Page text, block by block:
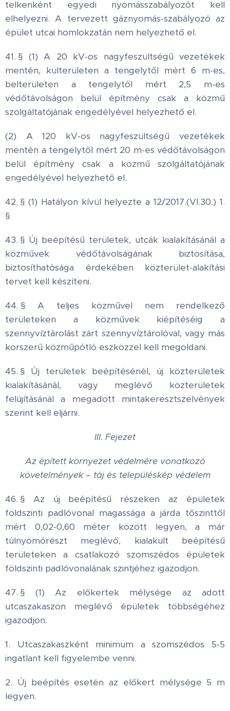
telkenként egyedi nyomásszabályozót kell
elhelyezni. A tervezett gáznyomás-szabályozó az
épület utcai homlokzatán nem helyezhető el.
41. § (1) A 20 kV-os nagyfeszültségű vezetékek
mentén, külterületen a tengelytől mért 6 m-es,
belterületen a tengelytől mért 2,5 m-es
védőtávolságon belül építmény csak a közmű
szolgáltatójának engedélyével helyezhető el.
(2) A 120 kV-os nagyfeszültségű vezetékek
mentén a tengelytől mért 20 m-es védőtávolságon
belül építmény csak a közmű szolgáltatójának
engedélyével helyezhető el.
42. § (1) Hatályon kívül helyezte a 12/2017.(VI.30.) 1.
§
43. § Új beépítésű területek, utcák kialakításánál a
közművek védőtávolságának biztosítása,
biztosíthatósága érdekében közterület-alakítási
tervet kell készíteni.
44. § A teljes közművel nem rendelkező
területeken a közművek kiépítéséig a
szennyvíztárolást zárt szennyvíztárolóval, vagy más
korszerű közműpótló eszközzel kell megoldani.
45. § Új területek beépítésénél, új közterületek
kialakításánál, vagy meglévő közterületek
felújításánál a megadott mintakeresztszelvények
szerint kell eljárni.
III. Fejezet
Az épített környezet védelmére vonatkozó
követelmények – táj és településkép védelem
46. § Az új beépítésű részeken az épületek
földszinti padlóvonal magassága a járda tőszinttől
mért 0,02-0,60 méter között legyen, a már
túlnyomórészt meglévő, kialakult beépítésű
területeken a csatlakozó szomszédos épületek
földszinti padlóvonalának szintjéhez igazodjon.
47. § (1) Az előkertek mélysége az adott
utcaszakaszon meglévő épületek többségéhez
igazodjon.
1. Utcaszakaszként minimum a szomszédos 5-5
ingatlant kell figyelembe venni.
2. Új beépítés esetén az előkert mélysége 5 m
legyen.